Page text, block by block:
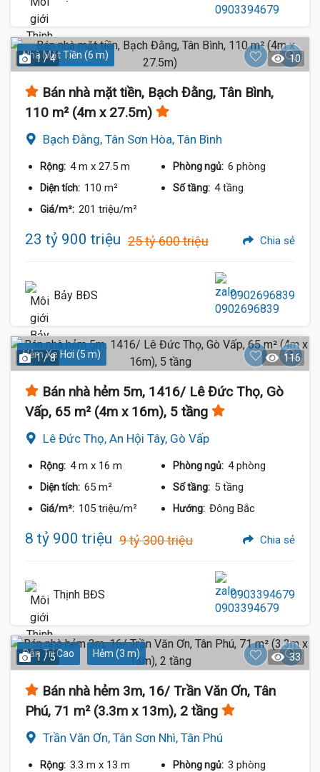
Nhà Mặt Tiền (6 m)
1 / 4 10
Bán nhà mặt tiền, Bạch Đằng, Tân Bình,
110 m² (4m x 27.5m)
Bạch Đằng, Tân Sơn Hòa, Tân Bình
Rộng: 4 m x 27.5 m Phòng ngủ: 6 phòng
Diện tích: 110 m² Số tầng: 4 tầng
Giá/m²: 201 triệu/m²
23 tỷ 900 triệu 25 tỷ 600 triệu Chia sẻ
Bảy BĐS 0902696839
Hẻm Xe Hơi (5 m)
1 / 8 116
Bán nhà hẻm 5m, 1416/ Lê Đức Thọ, Gò
Vấp, 65 m² (4m x 16m), 5 tầng
Lê Đức Thọ, An Hội Tây, Gò Vấp
Rộng: 4 m x 16 m Phòng ngủ: 4 phòng
Diện tích: 65 m² Số tầng: 5 tầng
Giá/m²: 105 triệu/m² Hướng: Đông Bắc
8 tỷ 900 triệu 9 tỷ 300 triệu Chia sẻ
Thịnh BĐS 0903394679
Dân Trí Cao Hẻm (3 m)
1 / 5 33
Bán nhà hẻm 3m, 16/ Trần Văn Ơn, Tân
Phú, 71 m² (3.3m x 13m), 2 tầng
Trần Văn Ơn, Tân Sơn Nhì, Tân Phú
Rộng: 3.3 m x 13 m Phòng ngủ: 3 phòng